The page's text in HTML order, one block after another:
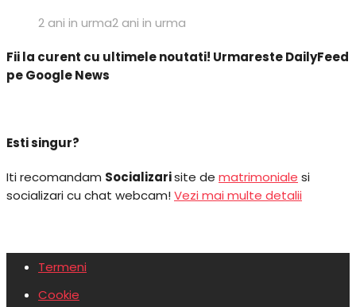
2 ani in urma2 ani in urma
Fii la curent cu ultimele noutati! Urmareste DailyFeed
pe Google News
Esti singur?
Iti recomandam Socializarisite de matrimoniale si
socializari cu chat webcam!Vezi mai multe detalii
Termeni
Cookie